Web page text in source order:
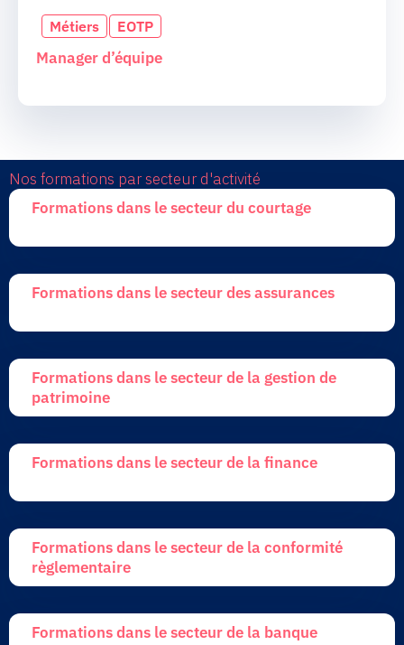
Métiers EOTP
Manager d’équipe
Nos formations par secteur d'activité
Formations dans le secteur du courtage
Formations dans le secteur des assurances
Formations dans le secteur de la gestion de
patrimoine
Formations dans le secteur de la finance
Formations dans le secteur de la conformité
règlementaire
Formations dans le secteur de la banque